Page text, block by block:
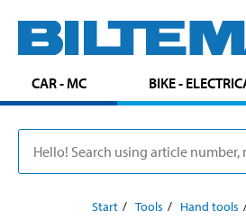
CAR - MC BIKE -
Start Tools Hand tools